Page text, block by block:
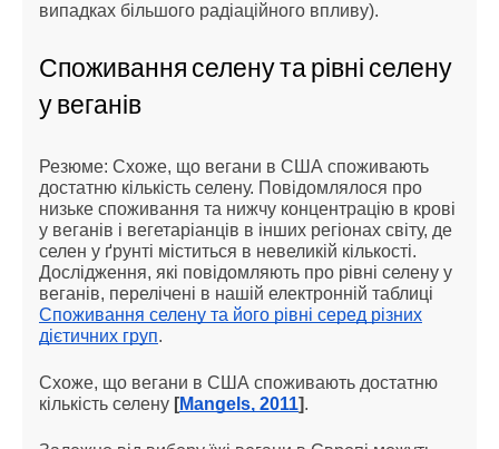
випадках більшого радіаційного впливу).
Споживання селену та рівні селену
у веганів
Резюме: Схоже, що вегани в США споживають
достатню кількість селену. Повідомлялося про
низьке споживання та нижчу концентрацію в крові
у веганів і вегетаріанців в інших регіонах світу, де
селен у ґрунті міститься в невеликій кількості.
Дослідження, які повідомляють про рівні селену у
веганів, перелічені в нашій електронній таблиці
Споживання селену та його рівні серед різних
дієтичних груп.
Схоже, що вегани в США споживають достатню
кількість селену [Mangels, 2011].